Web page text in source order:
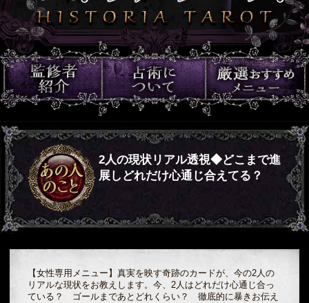
2人の現状リアル透視◆どこまで進
展しどれだけ心通じ合えてる？
【女性専用メニュー】真実を映す奇跡のカードが、今の2人の
リアルな現状をお教えします。今、2人はどれだけ心通じ合っ
ている？ ゴールまであとどれくらい？ 徹底的に暴きお伝え